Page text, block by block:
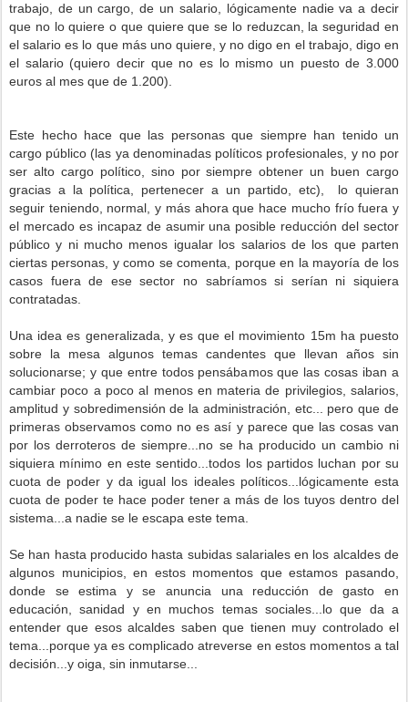
trabajo, de un cargo, de un salario, lógicamente nadie va a decir
que no lo quiere o que quiere que se lo reduzcan, la seguridad en
el salario es lo que más uno quiere, y no digo en el trabajo, digo en
el salario (quiero decir que no es lo mismo un puesto de 3.000
euros al mes que de 1.200).
Este hecho hace que las personas que siempre han tenido un
cargo público (las ya denominadas políticos profesionales, y no por
ser alto cargo político, sino por siempre obtener un buen cargo
gracias a la política, pertenecer a un partido, etc), lo quieran
seguir teniendo, normal, y más ahora que hace mucho frío fuera y
el mercado es incapaz de asumir una posible reducción del sector
público y ni mucho menos igualar los salarios de los que parten
ciertas personas, y como se comenta, porque en la mayoría de los
casos fuera de ese sector no sabríamos si serían ni siquiera
contratadas.
Una idea es generalizada, y es que el movimiento 15m ha puesto
sobre la mesa algunos temas candentes que llevan años sin
solucionarse; y que entre todos pensábamos que las cosas iban a
cambiar poco a poco al menos en materia de privilegios, salarios,
amplitud y sobredimensión de la administración, etc... pero que de
primeras observamos como no es así y parece que las cosas van
por los derroteros de siempre...no se ha producido un cambio ni
siquiera mínimo en este sentido...todos los partidos luchan por su
cuota de poder y da igual los ideales políticos...lógicamente esta
cuota de poder te hace poder tener a más de los tuyos dentro del
sistema...a nadie se le escapa este tema.
Se han hasta producido hasta subidas salariales en los alcaldes de
algunos municipios, en estos momentos que estamos pasando,
donde se estima y se anuncia una reducción de gasto en
educación, sanidad y en muchos temas sociales...lo que da a
entender que esos alcaldes saben que tienen muy controlado el
tema...porque ya es complicado atreverse en estos momentos a tal
decisión...y oiga, sin inmutarse...